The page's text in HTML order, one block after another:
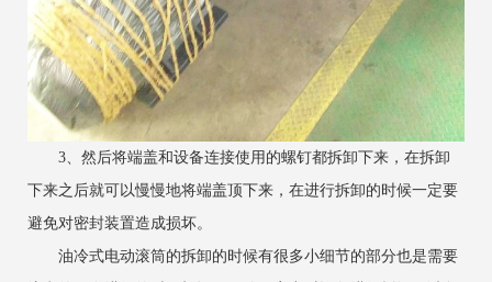
3、然后将端盖和设备连接使用的螺钉都拆卸下来，在拆卸
下来之后就可以慢慢地将端盖顶下来，在进行拆卸的时候一定要
避免对密封装置造成损坏。
油冷式电动滚筒的拆卸的时候有很多小细节的部分也是需要